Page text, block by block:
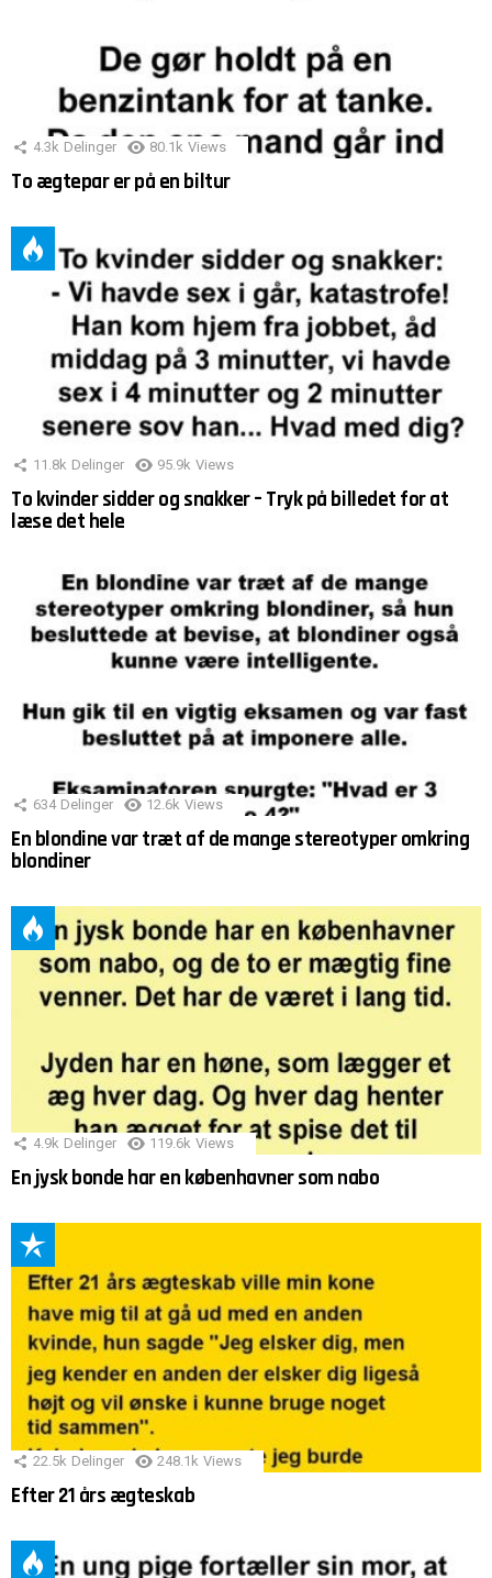
4.3k Delinger 80.1k Views
To ægtepar er på en biltur
11.8k Delinger 95.9k Views
To kvinder sidder og snakker – Tryk på billedet for at
læse det hele
634 Delinger 12.6k Views
En blondine var træt af de mange stereotyper omkring
blondiner
4.9k Delinger 119.6k Views
En jysk bonde har en københavner som nabo
22.5k Delinger 248.1k Views
Efter 21 års ægteskab